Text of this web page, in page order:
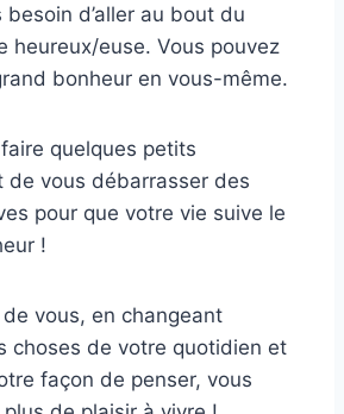
besoin d’aller au bout du
heureux/euse. Vous pouvez
bonheur en vous-même.
quelques petits
de vous débarrasser des
pour que votre vie suive le
!
vous, en changeant
choses de votre quotidien et
façon de penser, vous